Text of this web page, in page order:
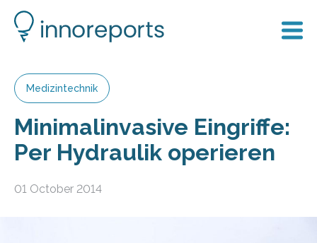
Medizintechnik
Minimalinvasive Eingriffe:
Per Hydraulik operieren
01 October 2014